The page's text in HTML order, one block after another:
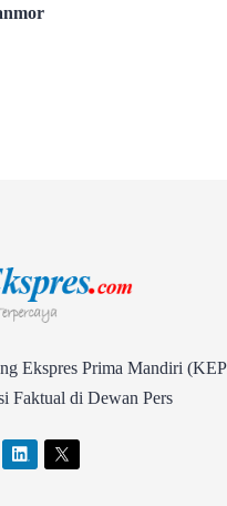
Ekspres Prima Mandiri
Faktual di Dewan Pers